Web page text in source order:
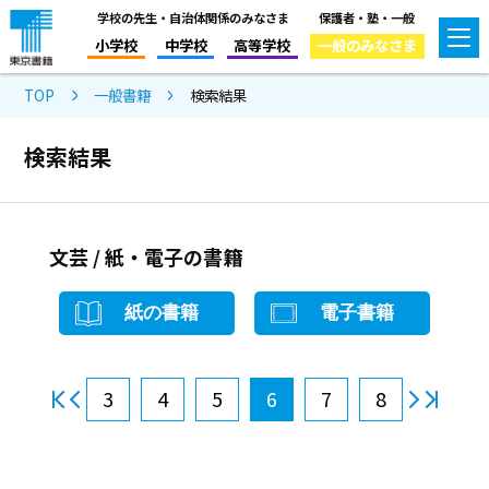
学校の先生・自治体関係のみなさま
小学校 中学校 高等学校
保護者・塾・一般
一般のみなさま
TOP 一般書籍 検索結果
検索結果
文芸 / 紙・電子の書籍
紙の書籍 電子書籍
3 4 5 6 7 8